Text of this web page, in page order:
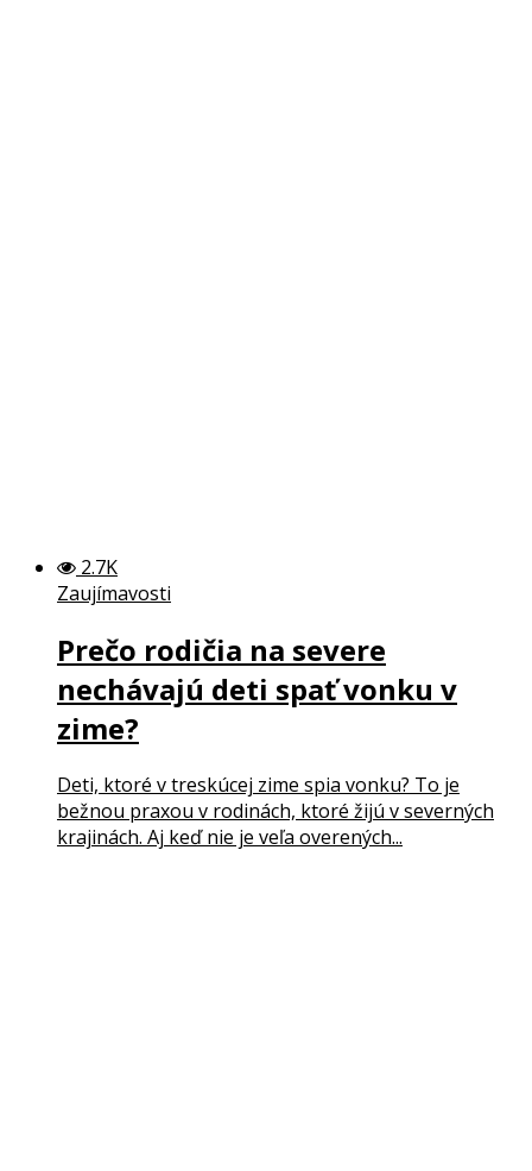
2.7K
Zaujímavosti
Prečo rodičia na severe
nechávajú deti spať vonku v
zime?
Deti, ktoré v treskúcej zime spia vonku? To je
bežnou praxou v rodinách, ktoré žijú v severných
krajinách. Aj keď nie je veľa overených...